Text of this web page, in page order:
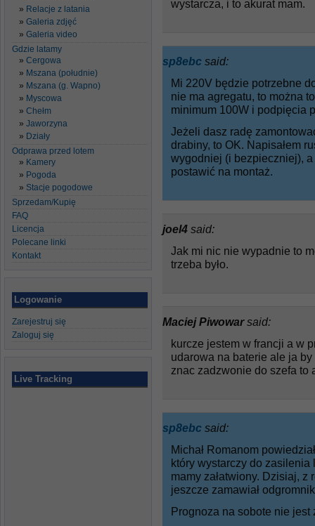
Relacje z latania
Galeria zdjęć
Galeria video
Gdzie latamy
Cergowa
Mszana (południe)
Mszana (g. Wapno)
Myscowa
Chełm
Jaworzyna
Działy
Odprawa przed lotem
Kamery
Pogoda
Stacje pogodowe
Sprzedam/Kupię
FAQ
Licencja
Polecane linki
Kontakt
Logowanie
Zarejestruj się
Zaloguj się
Live Tracking
wystarcza, i to akurat mam.
sp8ebc said:
Mi 220V będzie potrzebne
nie ma agregatu, to można
minimum 100W i podpięcia
Jeżeli dasz radę
drabiny, to OK. Napisałem
wygodniej (i bezpieczniej), a
postawić na montaż.
joel4 said:
Jak mi nic nie wypadnie to
trzeba było.
Maciej Piwowarsaid:
kurcze jestem w francji a w
udarowa na baterie ale ja
znac zadzwonie do szefa to
sp8ebc said:
Michał Romanom
który wystarczy do zasilenia
mamy załatwiony. Dzisiaj, z
jeszcze zamawiał
Prognoza na sobote nie